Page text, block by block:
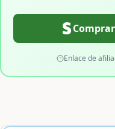
Enlace de